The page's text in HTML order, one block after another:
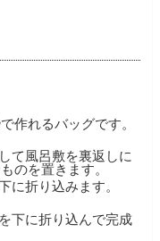
作れるバッグです。
て風呂敷を裏返しに
のを置きます。
に折り込みます。
下に折り込んで完成